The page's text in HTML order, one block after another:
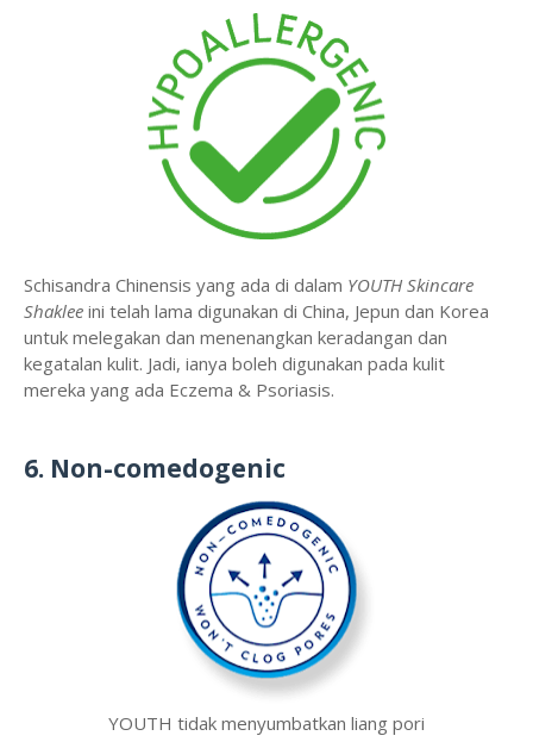
Schisandra Chinensis yang ada di dalam YOUTH Skincare
Shaklee ini telah lama digunakan di China, Jepun dan Korea
untuk melegakan dan menenangkan keradangan dan
kegatalan kulit. Jadi, ianya boleh digunakan pada kulit
mereka yang ada Eczema & Psoriasis.
6. Non-comedogenic
YOUTH tidak menyumbatkan liang pori